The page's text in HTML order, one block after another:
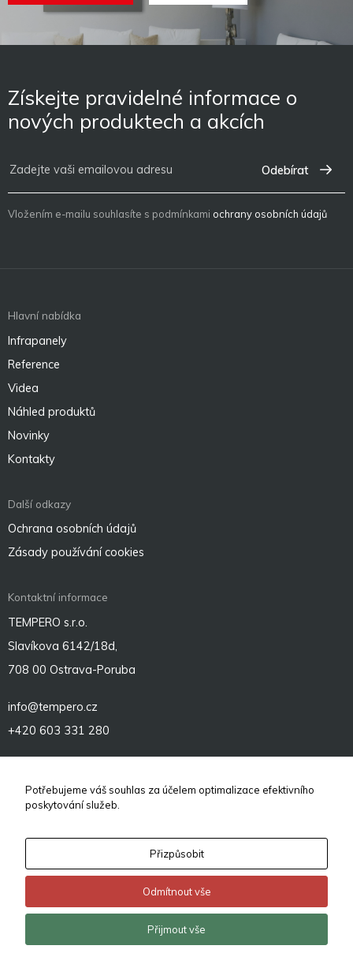
Získejte pravidelné informace o
nových produktech a akcích
Odebírat
Vložením e-mailu souhlasíte s podmínkami ochrany osobních údajů
Hlavní nabídka
Infrapanely
Reference
Videa
Náhled produktů
Novinky
Kontakty
Další odkazy
Ochrana osobních údajů
Zásady používání cookies
Kontaktní informace
TEMPERO s.r.o.
Slavíkova 6142/18d,
708 00 Ostrava-Poruba
info@tempero.cz
+420 603 331 280
Sociální sítě
Vytvořeno veline.cz
Změnit nastavení cookies
Potřebujeme váš souhlas za účelem optimalizace efektivního
poskytování služeb.
Přizpůsobit
Odmítnout vše
Přijmout vše